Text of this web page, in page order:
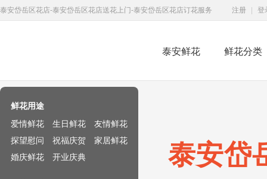
泰安岱岳区花店-泰安岱岳区花店送花上门-泰安岱岳区花店订花服务 注册 登
泰安鲜花 鲜花分类
泰安岱
鲜花用途
爱情鲜花
生日鲜花
友情鲜花
探望慰问
祝福庆贺
家居鲜花
婚庆鲜花
开业庆典